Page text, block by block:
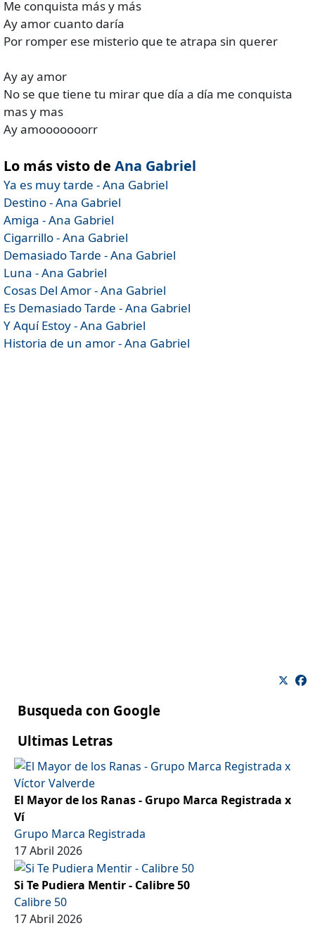
Me conquista más y más
Ay amor cuanto daría
Por romper ese misterio que te atrapa sin querer
Ay ay amor
No se que tiene tu mirar que día a día me conquista
mas y mas
Ay amooooooorr
Lo más visto de Ana Gabriel
Ya es muy tarde - Ana Gabriel
Destino - Ana Gabriel
Amiga - Ana Gabriel
Cigarrillo - Ana Gabriel
Demasiado Tarde - Ana Gabriel
Luna - Ana Gabriel
Cosas Del Amor - Ana Gabriel
Es Demasiado Tarde - Ana Gabriel
Y Aquí Estoy - Ana Gabriel
Historia de un amor - Ana Gabriel
Busqueda con Google
Ultimas Letras
El Mayor de los Ranas - Grupo Marca Registrada x
Ví
Grupo Marca Registrada
17 Abril 2026
Si Te Pudiera Mentir - Calibre 50
Calibre 50
17 Abril 2026